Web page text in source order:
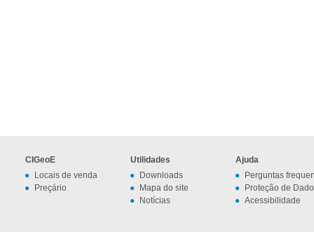
CIGeoE
Locais de venda
Preçário
Utilidades
Downloads
Mapa do site
Notícias
Ajuda
Perguntas
Proteção de
Acessibilidade